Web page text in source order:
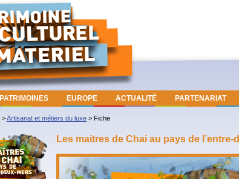
PATRIMOINES EUROPE ACTUALITÉ PARTENARIAT
>Artisanat et métiers du luxe > Fiche
Les maitres de Chai au pays de l’entre-